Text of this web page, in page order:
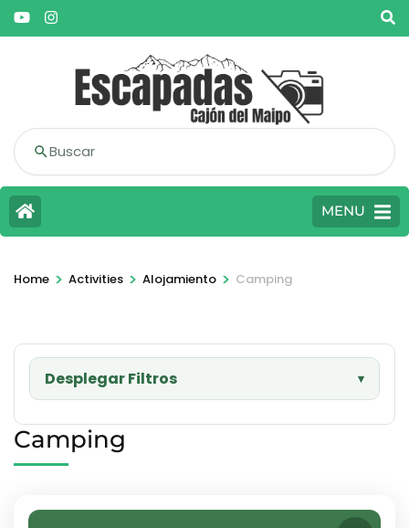
Buscar
MENU
Home > Activities > Alojamiento > Camping
Desplegar Filtros ▾
Camping